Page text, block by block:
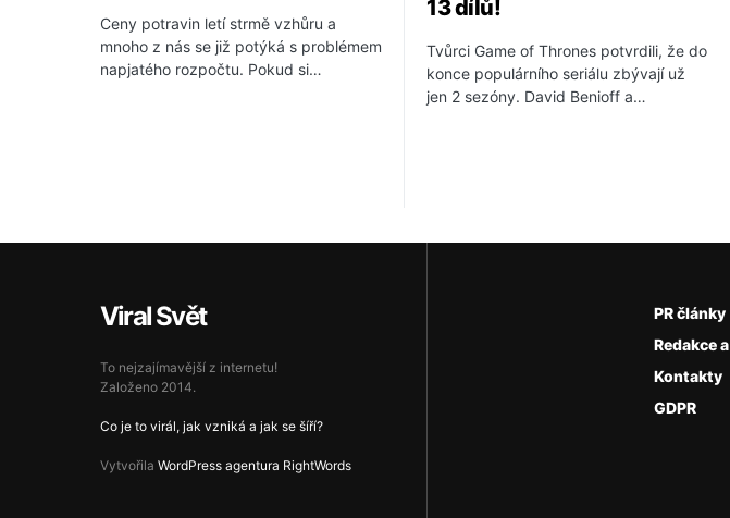
Ceny potravin letí strmě vzhůru a
mnoho z nás se již potýká s problémem
napjatého rozpočtu. Pokud si…
13 dílů!
Tvůrci Game of Thrones potvrdili, že do
konce populárního seriálu zbývají už
jen 2 sezóny. David Benioff a…
Viral Svět
To nejzajímavější z internetu!
Založeno 2014.
Co je to virál, jak vzniká a jak se šíří?
Vytvořila WordPress agentura RightWords
PR články
Redakce
Kontakty
GDPR